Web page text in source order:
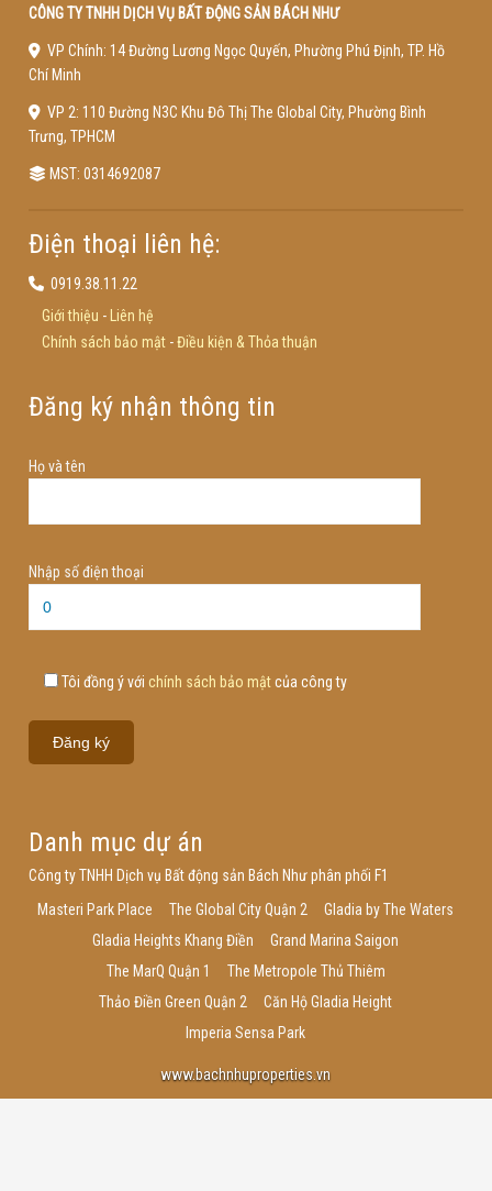
CÔNG TY TNHH DỊCH VỤ BẤT ĐỘNG SẢN BÁCH NHƯ
VP Chính: 14 Đường Lương Ngọc Quyến, Phường Phú Định, TP. Hồ
Chí Minh
VP 2: 110 Đường N3C Khu Đô Thị The Global City, Phường Bình
Trưng, TPHCM
MST: 0314692087
Điện thoại liên hệ:
0919.38.11.22
Giới thiệu - Liên hệ
Chính sách bảo mật-Điều kiện & Thỏa thuận
Đăng ký nhận thông tin
Họ và tên
Nhập số điện thoại
Tôi đồng ý với chính sách bảo mậtcủa công ty
Danh mục dự án
Công ty TNHH Dịch vụ Bất động sản Bách Như phân phối F1
Masteri Park Place
The Global City Quận 2
Gladia by The Waters
Gladia Heights Khang Điền
Grand Marina Saigon
The MarQ Quận 1
The Metropole Thủ Thiêm
Thảo Điền Green Quận 2
Căn Hộ Gladia Height
Imperia Sensa Park
www.bachnhuproperties.vn